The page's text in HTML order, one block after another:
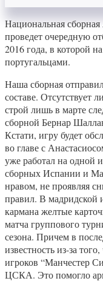
Национальная
проведет очередную
2016 года, в которой
португальцами.
Наша сборная
составе. Отсутствует
строй лишь в марте
сборной Бернар
Кстати, игру будет
во главе с
уже работал на одной
сборных Испании и
нравом, не проявляя
правил. В мадридской
кармана желтые
матча группового
сезона. Причем в
известность из-за
игроков “Манчестер
ЦСКА. Это помогло